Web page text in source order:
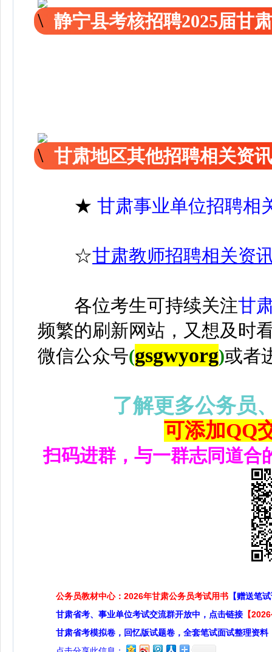
静宁县考核招聘2025届甘
甘肃地区其他招聘相关资
★ 甘肃事业单位招聘相
☆甘肃教师招聘相关资
各位考生可持续关注甘
频繁的刷新网站，又想及时
微信公众号(gsgwyorg)或者
了解更多公务员
可添加QQ
扫码进群，与一群志同道合
公务员教材中心：2026年甘肃公务员考试用书 【赠送笔
甘肃省考、事业单位考试交流群开放中，点击链接 【
甘肃省考模拟卷，回忆版试题卷，全套笔试面试整理资料